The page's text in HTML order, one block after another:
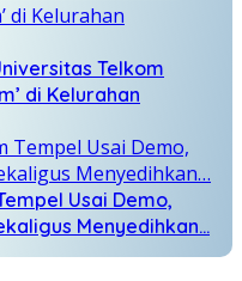
Telkom
di Kelurahan
Usai Demo,
Menyedihkan…